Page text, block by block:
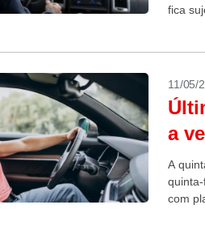
fica
11/05/
a
A
com